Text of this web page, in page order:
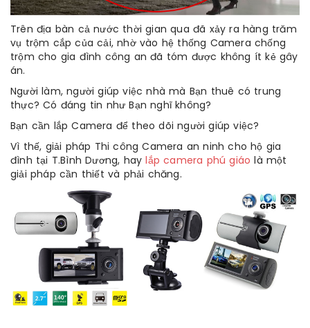
Trên địa bàn cả nước thời gian qua đã xảy ra hàng trăm
vụ trộm cắp của cải, nhờ vào hệ thống Camera chống
trộm cho gia đình công an đã tóm được không ít kẻ gây
án.
Người làm, người giúp việc nhà mà Bạn thuê có trung
thực? Có đáng tin như Bạn nghĩ không?
Bạn cần lắp Camera để theo dõi người giúp việc?
Vì thế, giải pháp Thi công Camera an ninh cho hộ gia
đình tại T.Bình Dương, haylắp camera phú giáo là một
giải pháp cần thiết và phải chăng.